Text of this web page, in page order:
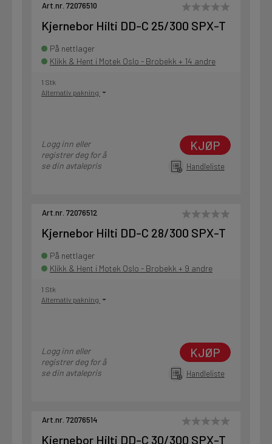
Art.nr. 72076510
Kjernebor Hilti DD-C 25/300 SPX-T
På nettlager
Klikk & Hent i Motek Oslo - Brobekk + 14 andre
1 Stk
Alternativ pakning
Logg inn eller
registrer deg for å
se din avtalepris
KJØP
Handleliste
Art.nr. 72076512
Kjernebor Hilti DD-C 28/300 SPX-T
På nettlager
Klikk & Hent i Motek Oslo - Brobekk + 9 andre
1 Stk
Alternativ pakning
Logg inn eller
registrer deg for å
se din avtalepris
KJØP
Handleliste
Art.nr. 72076514
Kjernebor Hilti DD-C 30/300 SPX-T